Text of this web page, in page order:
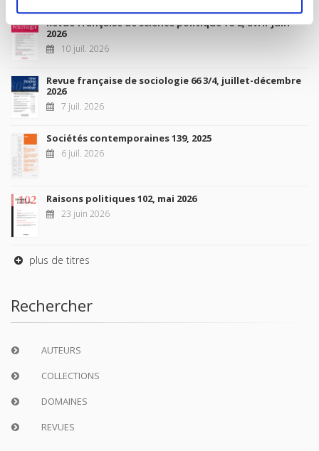
Revue française de science politique 76-2, avril-juin
2026
10 juil. 2026
Revue française de sociologie 66 3/4, juillet-décembre
2026
7 juil. 2026
Sociétés contemporaines 139, 2025
6 juil. 2026
Raisons politiques 102, mai 2026
23 juin 2026
plus de titres
Rechercher
AUTEURS
COLLECTIONS
DOMAINES
REVUES